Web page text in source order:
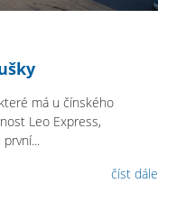
má u čínského
Leo Express,
číst dále